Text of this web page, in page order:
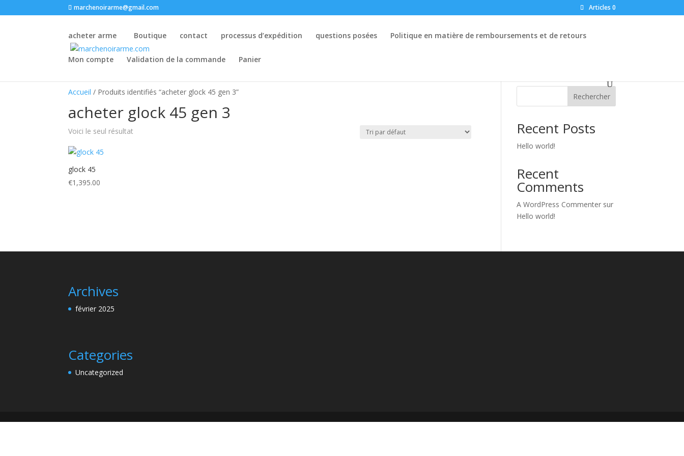
marchenoirarme@gmail.com Articles 0
acheter arme Boutique contact processus d’expédition questions posées Politique en matière de remboursements et de retours
Mon compte Validation de la commande Panier
Accueil / Produits identifiés “acheter glock 45 gen 3”
acheter glock 45 gen 3
Voici le seul résultat
glock 45
€1,395.00
Rechercher
Recent Posts
Hello world!
Recent
Comments
A WordPress Commenter sur
Hello world!
Archives
février 2025
Categories
Uncategorized